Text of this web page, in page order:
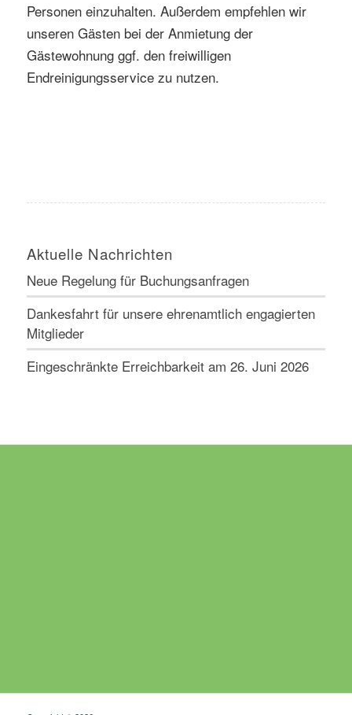
Personen einzuhalten. Außerdem empfehlen wir
unseren Gästen bei der Anmietung der
Gästewohnung ggf. den freiwilligen
Endreinigungsservice zu nutzen.
Aktuelle Nachrichten
Neue Regelung für Buchungsanfragen
Dankesfahrt für unsere ehrenamtlich engagierten
Mitglieder
Eingeschränkte Erreichbarkeit am 26. Juni 2026